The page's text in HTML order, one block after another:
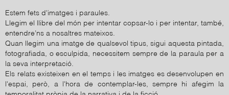
Estem fets d'imatges i paraules.
Llegim el llibre del món per intentar copsar-lo i per intentar, també,
entendre’ns a nosaltres mateixos.
Quan llegim una imatge de qualsevol tipus, sigui aquesta pintada,
fotografiada, o esculpida, necessitem sempre de la paraula per a
la seva interpretació.
Els relats existeixen en el temps i les imatges es desenvolupen en
l'espai, però, a l'hora de contemplar-les, sempre hi afegim la
temporalitat pròpia de la narrativa i de la ficció.